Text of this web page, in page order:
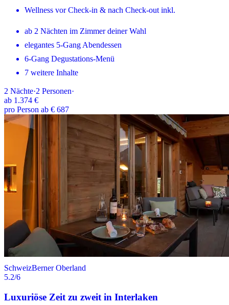
Wellness vor Check-in & nach Check-out inkl.
ab 2 Nächten im Zimmer deiner Wahl
elegantes 5-Gang Abendessen
6-Gang Degustations-Menü
7 weitere Inhalte
2 Nächte·2 Personen·
ab 1.374 €
pro Person ab € 687
SchweizBerner Oberland
5.2/6
Luxuriöse Zeit zu zweit in Interlaken